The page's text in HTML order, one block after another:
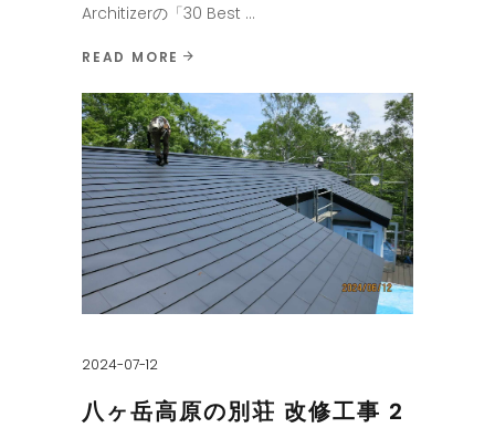
Architizerの「30 Best
READ MORE
2024-07-12
八ヶ岳高原の別荘 改修工事 2